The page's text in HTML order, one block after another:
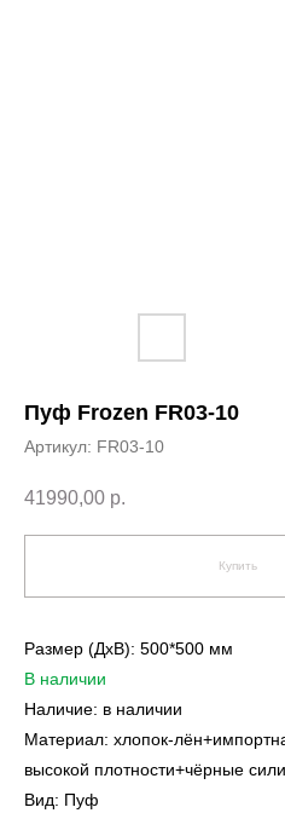
Пуф Frozen FR03-10
Артикул: FR03-10
41990,00 р.
Купить
Размер (ДxВ): 500*500 мм
В наличии
Наличие: в наличии
Материал: хлопок-
высокой плотности+чёрные
Вид: Пуф